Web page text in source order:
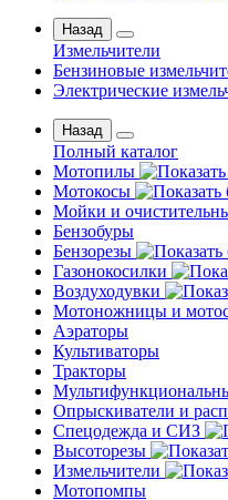
Назад
Измельчители
Бензиновые
Электрические
Назад
Полный каталог
Мотопилы
Мотокосы
Мойки и
Бензобуры
Бензорезы
Газонокосилки
Воздуходувки
Мотоножницы и
Аэраторы
Культиваторы
Тракторы
Опрыскиватели и
Спецодежда и СИЗ
Высоторезы
Измельчители
Мотопомпы